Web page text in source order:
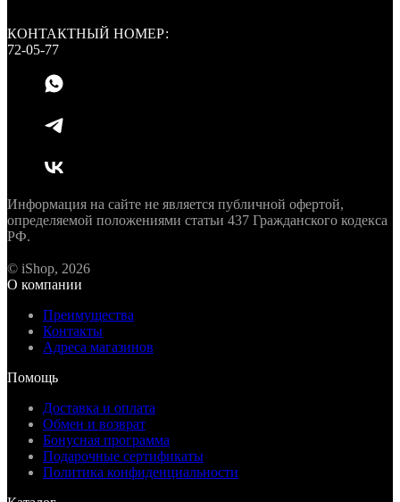
КОНТАКТНЫЙ НОМЕР:
72-05-77
Информация на сайте не является публичной офертой,
определяемой положениями статьи 437 Гражданского кодекса
РФ.
© iShop, 2026
О компании
Преимущества
Контакты
Адреса магазинов
Помощь
Доставка и оплата
Обмен и возврат
Бонусная программа
Подарочные сертификаты
Политика конфиденциальности